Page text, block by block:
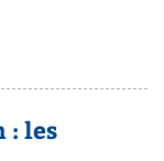
: les